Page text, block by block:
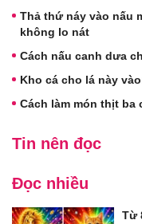
Thả thứ náy vào nấu
không lo nát
Cách nấu canh dưa
Kho cá cho lá này
Cách làm món thịt ba
Tin nên đọc
Đọc nhiều
Từ